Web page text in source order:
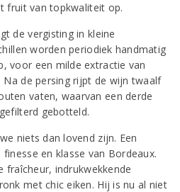
fruit van topkwaliteit op.
de vergisting in kleine
worden periodiek handmatig
voor een milde extractie van
Na de persing rijpt de wijn twaalf
vaten, waarvan een derde
gebotteld.
niets dan lovend zijn. Een
en klasse van Bordeaux.
fraîcheur, indrukwekkende
met chic eiken. Hij is nu al niet